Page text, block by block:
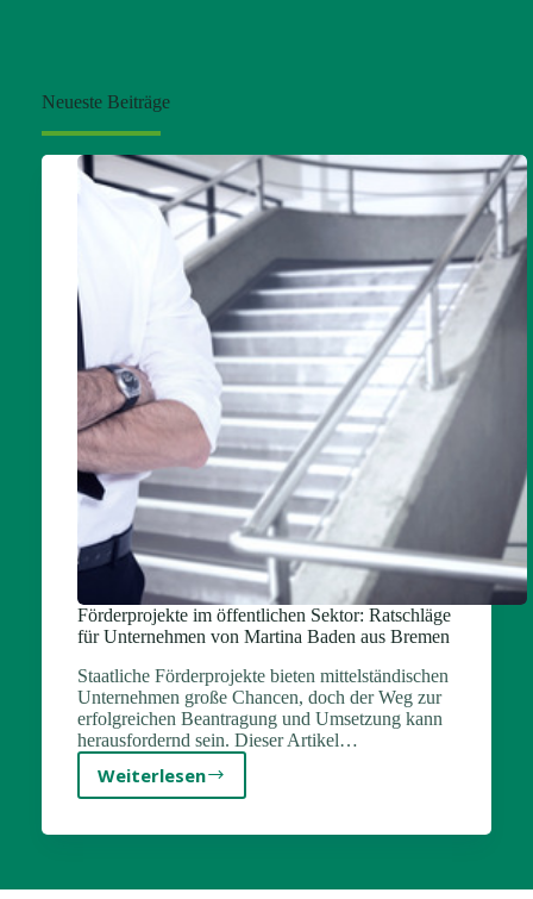
Neueste Beiträge
Förderprojekte im öffentlichen Sektor: Ratschläge
für Unternehmen von Martina Baden aus Bremen
Staatliche Förderprojekte bieten mittelständischen
Unternehmen große Chancen, doch der Weg zur
erfolgreichen Beantragung und Umsetzung kann
herausfordernd sein. Dieser Artikel…
WeiterlesenFörderprojekte
öffentlichen